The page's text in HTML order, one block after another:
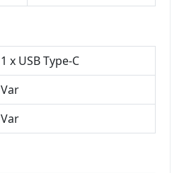
1 x USB Type-C
Var
Var